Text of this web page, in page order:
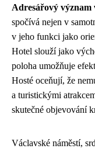
Adresářový význam
spočívá nejen v
v jeho funkci jako
Hotel slouží jako
poloha umožňuje
Hosté oceňují, že
a turistickými
skutečné objevování
Václavské náměstí,